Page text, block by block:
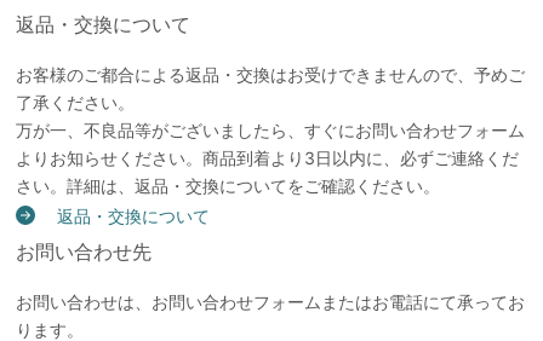
返品・交換について
お客様のご都合による返品・交換はお受けできませんので、予めご
了承ください。
万が一、不良品等がございましたら、すぐにお問い合わせフォーム
よりお知らせください。商品到着より3日以内に、必ずご連絡くだ
さい。詳細は、返品・交換についてをご確認ください。
返品・交換について
お問い合わせ先
お問い合わせは、お問い合わせフォームまたはお電話にて承ってお
ります。